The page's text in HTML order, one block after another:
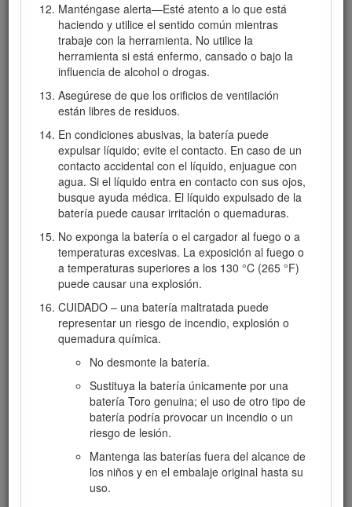
Manténgase alerta—Esté atento a lo que está
haciendo y utilice el sentido común mientras
trabaje con la herramienta. No utilice la
herramienta si está enfermo, cansado o bajo la
influencia de alcohol o drogas.
Asegúrese de que los orificios de ventilación
están libres de residuos.
En condiciones abusivas, la batería puede
expulsar líquido; evite el contacto. En caso de un
contacto accidental con el líquido, enjuague con
agua. Si el líquido entra en contacto con sus ojos,
busque ayuda médica. El líquido expulsado de la
batería puede causar irritación o quemaduras.
No exponga la batería o el cargador al fuego o a
temperaturas excesivas. La exposición al fuego o
a temperaturas superiores a los 130 °C (265 °F)
puede causar una explosión.
CUIDADO – una batería maltratada puede
representar un riesgo de incendio, explosión o
quemadura química.
No desmonte la batería.
Sustituya la batería únicamente por una
batería Toro genuina; el uso de otro tipo de
batería podría provocar un incendio o un
riesgo de lesión.
Mantenga las baterías fuera del alcance de
los niños y en el embalaje original hasta su
uso.
No deje que los niños utilicen o jueguen con la
herramienta, la batería o el cargador de la batería; la
normativa local puede restringir la edad del
operador.
No permita que este dispositivo sea utilizado o
mantenido por niños o por personas que no hayan
recibido la formación adecuada. Sólo permita que
manejen o mantengan el dispositivo personas
responsables, formadas, familiarizadas con las
instrucciones y físicamente capaces de utilizar la
máquina.
Antes de utilizar la herramienta, la batería y el
cargador de la batería, lea todas las instrucciones y
símbolos de advertencia de estos productos.
Familiarícese con los controles y con el uso correcto
de la herramienta, la batería y el cargador de la
batería.
II. Preparación
Mantenga a otras personas y niños alejados de la
zona de trabajo.
El uso de otros accesorios puede aumentar el riesgo
de incendio y lesiones.
Si se enchufa el cargador en una toma de corriente
que no sea de 120 voltios, puede causar un incendio
o una descarga eléctrica. No conecte el cargador de
la batería a una toma de corriente que no sea de
120 V. Para otros tipos de conexión, utilice un